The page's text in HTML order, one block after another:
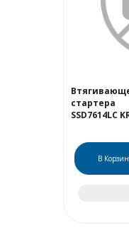
стартера
SSD7614LC
В